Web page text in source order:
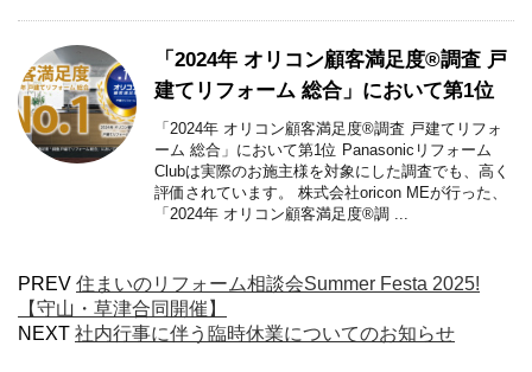
「2024年 オリコン顧客満足度®調査 戸
建てリフォーム 総合」において第1位
「2024年 オリコン顧客満足度®調査 戸建てリフォ
ーム 総合」において第1位 Panasonicリフォーム
Clubは実際のお施主様を対象にした調査でも、高く
評価されています。 株式会社oricon MEが行った、
「2024年 オリコン顧客満足度®調 ...
PREV 住まいのリフォーム相談会Summer Festa 2025!
【守山・草津合同開催】
NEXT 社内行事に伴う臨時休業についてのお知らせ